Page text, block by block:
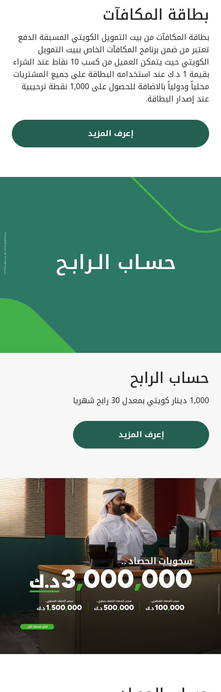
بطاقة المكافآت
بطاقة المكافآت من بيت التمويل الكويتي المسبقة الدفع
تعتبر من ضمن برنامج المكافآت الخاص ببيت التمويل
الكويتي حيث يتمكن العميل من كسب 10 نقاط عند الشراء
بقيمة 1 د.ك عند استخدامه البطاقة على جميع المشتريات
محلياً ودولياً بالاضافة للحصول على 1,000 نقطة ترحيبية
عند إصدار البطاقة.
إعرف المزيد
حساب الرابح
1,000 دينار كويتي بمعدل 30 رابح شهريا
إعرف المزيد